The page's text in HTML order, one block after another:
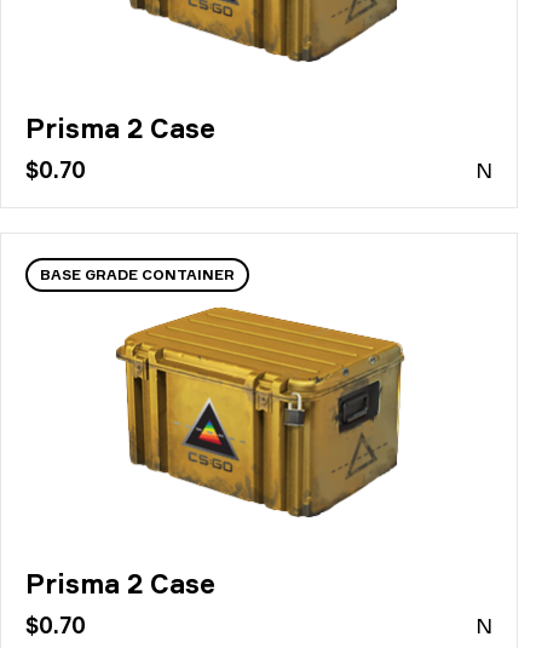
Prisma 2 Case
$0.70 N
BASE GRADE CONTAINER
Prisma 2 Case
$0.70 N